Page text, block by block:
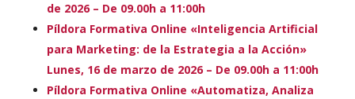
de 2026 – De 09.00h a 11:00h
Píldora Formativa Online «Inteligencia Artificial
para Marketing: de la Estrategia a la Acción»
Lunes, 16 de marzo de 2026 – De 09.00h a 11:00h
Píldora Formativa Online «Automatiza, Analiza